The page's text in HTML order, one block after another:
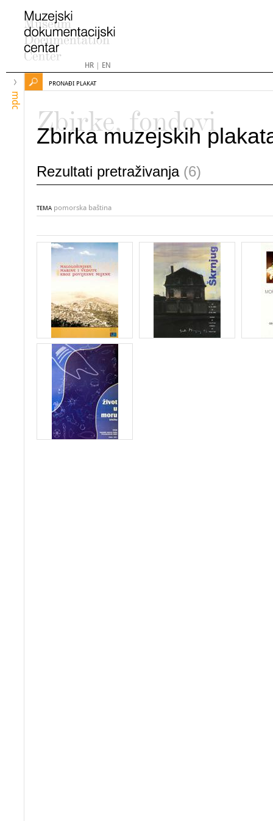
HR| EN
mdc
PRONAĐI PLAKAT
Zbirke, fondovi
Zbirka muzejskih
Rezultati pretraživanja (6)
TEMA pomorska baština